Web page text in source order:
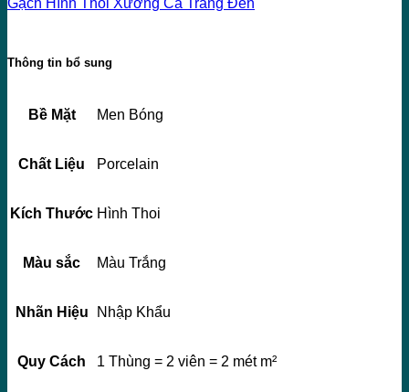
Thông tin bổ sung
Bề Mặt Men Bóng
Chất Liệu Porcelain
Kích Thước Hình Thoi
Màu sắc Màu Trắng
Nhãn Hiệu Nhập Khẩu
Quy Cách 1 Thùng = 2 viên = 2 mét m²